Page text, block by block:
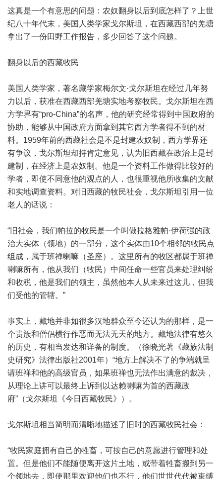
这真是一个有意思的问题：农奴翻身以后到底怎样了？上世
纪八十年代末，美国人类学家戈尔斯坦，在西藏西部的羌塘
拿出了一份田野工作报告，多少回答了这个问题。
翻身以后的西藏牧民
美国人类学家，著名藏学家梅尔文·戈尔斯坦在经过几年努
力以后，获准在西藏西部羌塘实地考察牧民。戈尔斯坦在西
方学界有“pro-China”的名声，他的研究经常得到中国政府的
协助，能够从中国政府方面拿到其它西方学者得不到的材
料。1959年前的西藏社会是不是封建农奴制，西方学界还
有争议，戈尔斯坦却持肯定意见，认为旧西藏在政治上是封
建制，在经济上是农奴制。他是一个资料工作做得比较好的
学者，即使不同意他的观点的人，也很重视他所收集的文献
和实地调查资料。对旧西藏的牧民社会，戈尔斯坦引用一位
老人的话说：
“旧社会，我们帕拉的牧民是一个叫做拉格雅帕·伊荷强的政
治大实体（领地）的一部分，这个实体由10个相邻的牧民点
组成，属于班禅喇嘛（圣座）。这里所有的牧区都属于班禅
喇嘛所有，他从我们（牧民）中间任命一些官员来处理纠纷
和收税，他是我们的领主，虽然他本人从未来过这儿，但我
们受他的管辖。”
事实上，藏地并非如很多汉地群众至今还认为的那样，是一
个贵族和僧侣横行作恶而无法无天的地方。藏地法律有悠久
的历史，有相当发达和详备的制度。（徐晓光著《藏族法制
史研究》法律出版社2001年）“地方上解决不了的争端就呈
请班禅和他的高级官员，如果班禅也无法作出满意的裁决，
从理论上讲可以最终上诉到以达赖喇嘛为首的西藏政
府”（戈尔斯坦《今日西藏牧民》）。
戈尔斯坦相当简明而清晰地描述了旧时的西藏牧民社会：
“牧民家庭拥有自己的牲畜，可按自己的意愿进行管理和处
置。但是他们不能随便离开这片土地，或带着牲畜搬到另一
个领地去，即使那里欢迎他们也不行，他们世世代代被束缚